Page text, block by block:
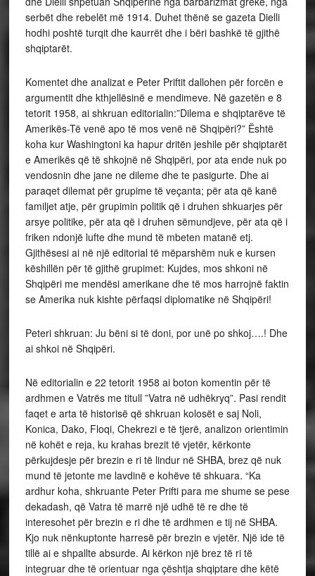
serbët dhe rebelët më 1914. Duhet thënë se gazeta Dielli
hodhi poshtë turqit dhe kaurrët dhe i bëri bashkë të gjithë
shqiptarët.
Komentet dhe analizat e Peter Priftit dallohen për forcën e
argumentit dhe kthjellësinë e mendimeve. Në gazetën e 8
tetorit 1958, ai shkruan editorialin:”Dilema e shqiptarëve të
Amerikës-Të venë apo të mos venë në Shqipëri?” Është
koha kur Washingtoni ka hapur dritën jeshile për shqiptarët
e Amerikës që të shkojnë në Shqipëri, por ata ende nuk po
vendosnin dhe jane ne dileme dhe te pasigurte. Dhe ai
paraqet dilemat për grupime të veçanta; për ata që kanë
familjet atje, për grupimin politik që i druhen shkuarjes për
arsye politike, për ata që i druhen sëmundjeve, për ata që i
friken ndonjë lufte dhe mund të mbeten matanë etj.
Gjithësesi ai në një editorial të mëparshëm nuk e kursen
këshillën për të gjithë grupimet: Kujdes, mos shkoni në
Shqipëri me mendësi amerikane dhe të mos harrojnë faktin
se Amerika nuk kishte përfaqsi diplomatike në Shqipëri!
Peteri shkruan: Ju bëni si të doni, por unë po shkoj….! Dhe
ai shkoi në Shqipëri.
Në editorialin e 22 tetorit 1958 ai boton komentin për të
ardhmen e Vatrës me titull ”Vatra në udhëkryq”. Pasi rendit
faqet e arta të historisë që shkruan kolosët e saj Noli,
Konica, Dako, Floqi, Chekrezi e të tjerë, analizon orientimin
në kohët e reja, ku krahas brezit të vjetër, kërkonte
përkujdesje për brezin e ri të lindur në SHBA, brez që nuk
mund të jetonte me lavdinë e kohëve të shkuara. “Ka
ardhur koha, shkruante Peter Prifti para me shume se pese
dekadash, që Vatra të marrë një udhë të re dhe të
interesohet për brezin e ri dhe të ardhmen e tij në SHBA.
Kjo nuk nënkuptonte harresë për brezin e vjetër. Një ide të
tillë ai e shpallte absurde. Ai kërkon një brez të ri të
integruar dhe të orientuar nga çështja shqiptare dhe këtë